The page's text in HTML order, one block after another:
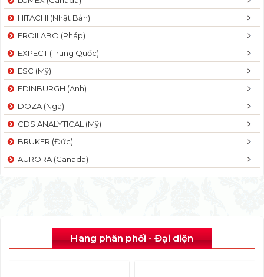
HITACHI (Nhật Bản)
FROILABO (Pháp)
EXPECT (Trung Quốc)
ESC (Mỹ)
EDINBURGH (Anh)
DOZA (Nga)
CDS ANALYTICAL (Mỹ)
BRUKER (Đức)
AURORA (Canada)
Hãng phân phối - Đại diện